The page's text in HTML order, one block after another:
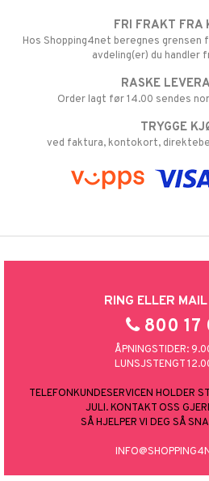
FRI FRAKT FRA
Hos Shopping4net beregnes
avdeling(er) du handler
RASKE
Order lagt før 14.00 sendes
TRYGGE
ved faktura, kontokort,
RING ELLER
800 17
ÅPNINGSTIDER:
LUNSJSTENGT
TELEFONKUNDESERVICEN HOLDER
JULI. KONTAKT OSS
SÅ HJELPER VI DEG SÅ